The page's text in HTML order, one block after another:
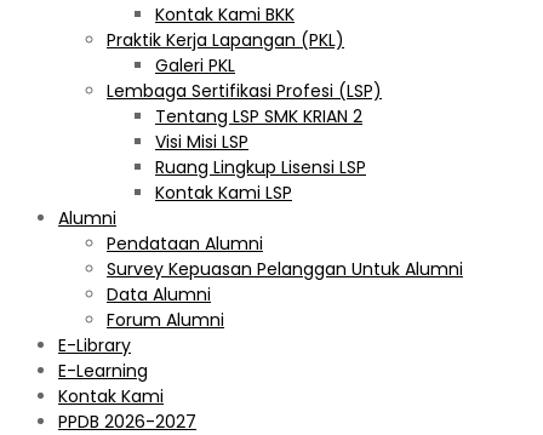
Kontak Kami BKK
Praktik Kerja Lapangan (PKL)
Galeri PKL
Lembaga Sertifikasi Profesi (LSP)
Tentang LSP SMK KRIAN 2
Visi Misi LSP
Ruang Lingkup Lisensi LSP
Kontak Kami LSP
Alumni
Pendataan Alumni
Survey Kepuasan Pelanggan Untuk Alumni
Data Alumni
Forum Alumni
E-Library
E-Learning
Kontak Kami
PPDB 2026-2027